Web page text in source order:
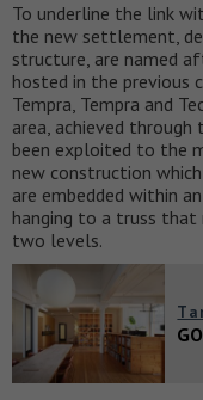
To underline the link
the new settlement,
structure, are named
hosted in the previous
Tempra, Tempra and
area, achieved
been exploited to the
new construction
are embedded within
hanging to a truss
two levels.